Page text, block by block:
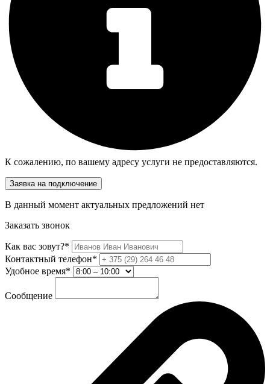
К сожалению, по вашему адресу услуги не предоставляются.
Заявка на подключение
В данный момент актуальных предложений нет
Заказать звонок
Как вас зовут?*
Контактный телефон*
Удобное время*
Сообщение